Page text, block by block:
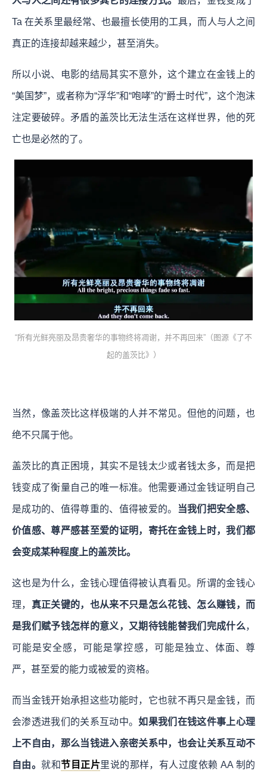
Ta 在关系里最经常、也最擅长使用的工具，而人与人之间
真正的连接却越来越少，甚至消失。
所以小说、电影的结局其实不意外，这个建立在金钱上的
“美国梦”，或者称为“浮华”和“咆哮”的“爵士时代”，这个泡沫
注定要破碎。矛盾的盖茨比无法生活在这样世界，他的死
亡也是必然的了。
“所有光鲜亮丽及昂贵奢华的事物终将凋谢，并不再回来”（图源《了不
起的盖茨比》）
当然，像盖茨比这样极端的人并不常见。但他的问题，也
绝不只属于他。
盖茨比的真正困境，其实不是钱太少或者钱太多，而是把
钱变成了衡量自己的唯一标准。他需要通过金钱证明自己
是成功的、值得尊重的、值得被爱的。 当我们把安全感、
价值感、尊严感甚至爱的证明，寄托在金钱上时，我们都
会变成某种程度上的盖茨比。
这也是为什么，金钱心理值得被认真看见。所谓的金钱心
理， 真正关键的，也从来不只是怎么花钱、怎么赚钱，而
是我们赋予钱怎样的意义，又期待钱能替我们完成什么，
可能是安全感，可能是掌控感，可能是独立、体面、尊
严，甚至爱的能力或被爱的资格。
而当金钱开始承担这些功能时，它也就不再只是金钱，而
会渗透进我们的关系互动中。如果我们在钱这件事上心理
上不自由，那么当钱进入亲密关系中，也会让关系互动不
自由。就和节目正片里说的那样，有人过度依赖 AA 制的